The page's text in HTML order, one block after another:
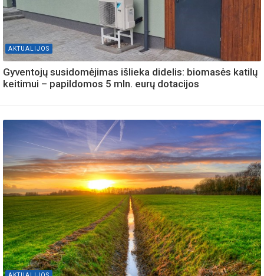
AKTUALIJOS
Gyventojų susidomėjimas išlieka didelis: biomasės katilų
keitimui – papildomos 5 mln. eurų dotacijos